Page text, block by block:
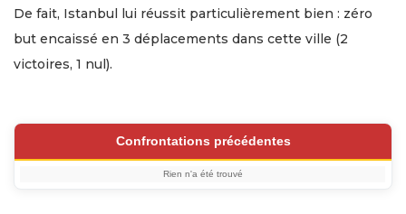
De fait, Istanbul lui réussit particulièrement bien : zéro
but encaissé en 3 déplacements dans cette ville (2
victoires, 1 nul).
Confrontations précédentes
Rien n'a été trouvé